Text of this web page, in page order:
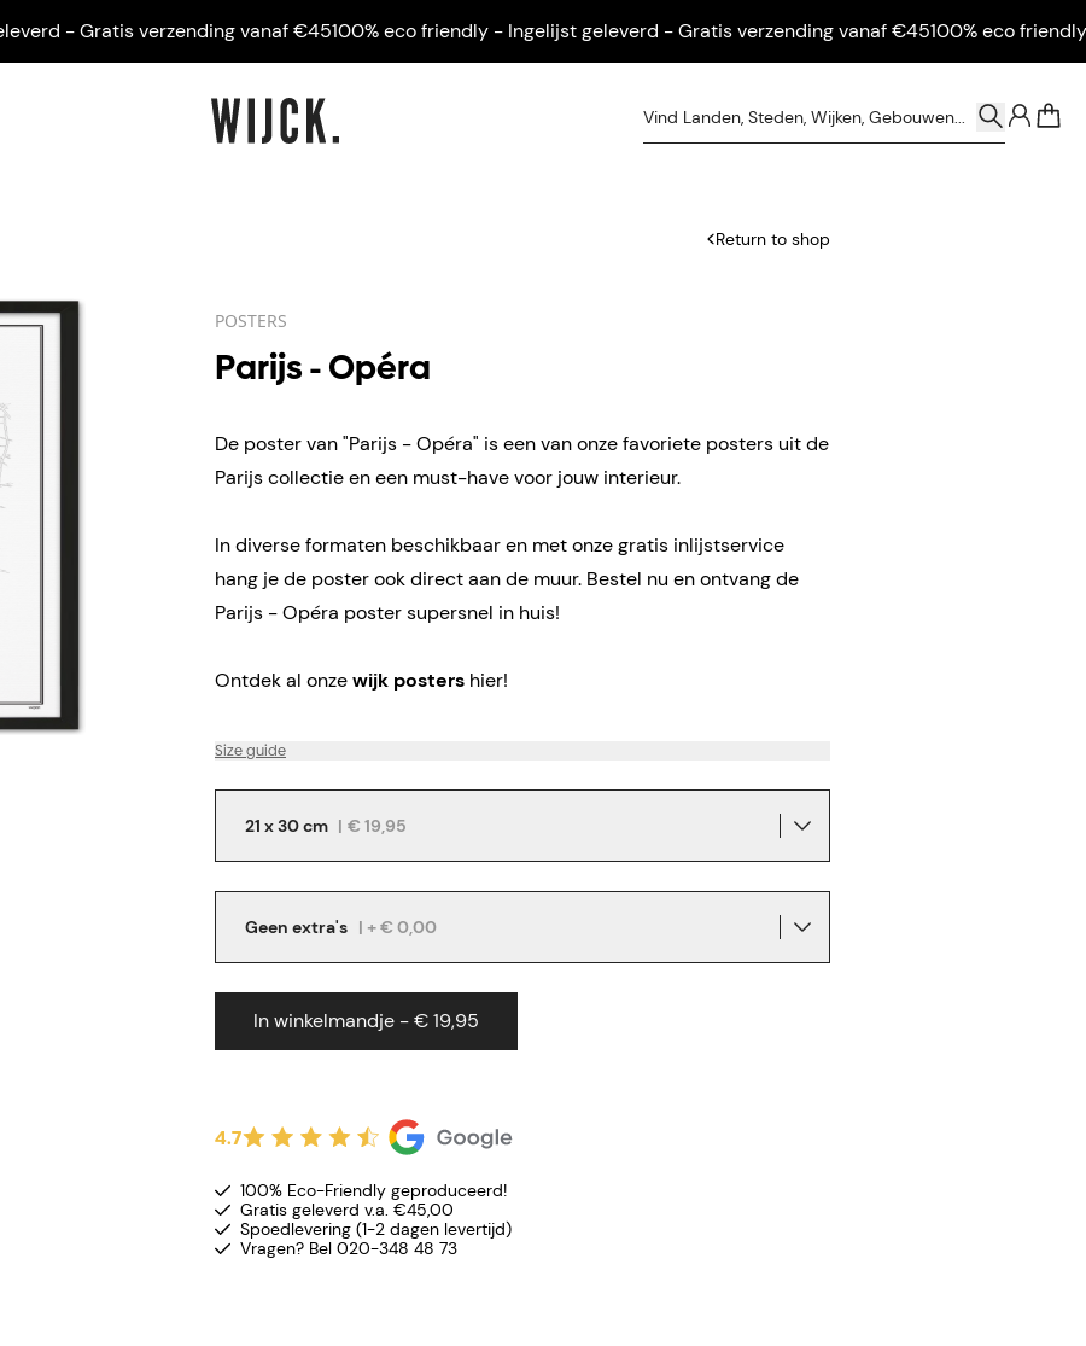
- Gratis verzending vanaf €45100% eco friendly - Ingelijst geleverd - Gratis verzending vanaf €45100% eco friendly -
Return to shop
POSTERS
Parijs - Opéra
De poster van "Parijs - Opéra" is een van onze favoriete posters uit de
Parijs collectie en een must-have voor jouw interieur.
In diverse formaten beschikbaar en met onze gratis inlijstservice
hang je de poster ook direct aan de muur. Bestel nu en ontvang de
Parijs - Opéra poster supersnel in huis!
Ontdek al onzewijk posters hier!
Size guide
21 x 30 cm | € 19,95
Geen extra's | + € 0,00
In winkelmandje - € 19,95
4.7
100% Eco-Friendly geproduceerd!
Gratis geleverd v.a. €45,00
Spoedlevering (1-2 dagen levertijd)
Vragen? Bel 020-348 48 73